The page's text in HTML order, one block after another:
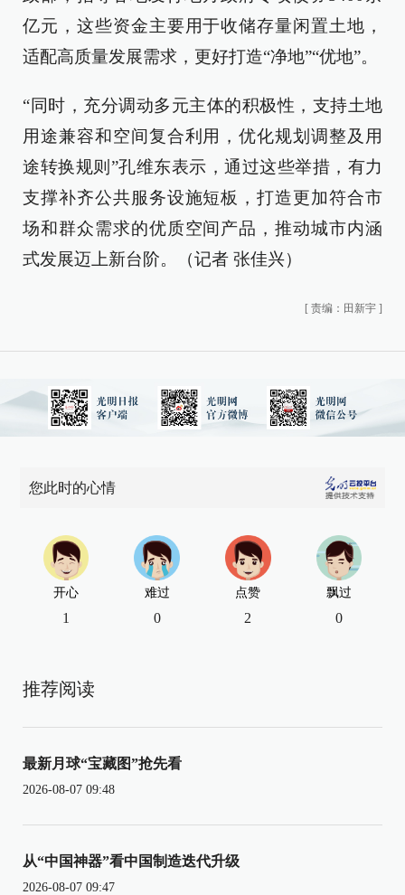
亿元，这些资金主要用于收储存量闲置土地，
适配高质量发展需求，更好打造“净地”“优地”。
“同时，充分调动多元主体的积极性，支持土地
用途兼容和空间复合利用，优化规划调整及用
途转换规则”孔维东表示，通过这些举措，有力
支撑补齐公共服务设施短板，打造更加符合市
场和群众需求的优质空间产品，推动城市内涵
式发展迈上新台阶。（记者 张佳兴）
[ 责编：田新宇 ]
您此时的心情
开心
1
难过
0
点赞
2
飘过
0
推荐阅读
最新月球“宝藏图”抢先看
2026-08-07 09:48
从“中国神器”看中国制造迭代升级
2026-08-07 09:47